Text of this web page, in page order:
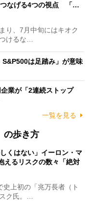
つなげる4つの視点 「…
り、7月中旬にはキオク
けるな…
S&P500は足踏み」が意味
業が「2連続ストップ
一覧を見る
の歩き方
くはない」イーロン・マ
えるリスクの数々「絶対
上初の「兆万長者（ト
ク氏。…